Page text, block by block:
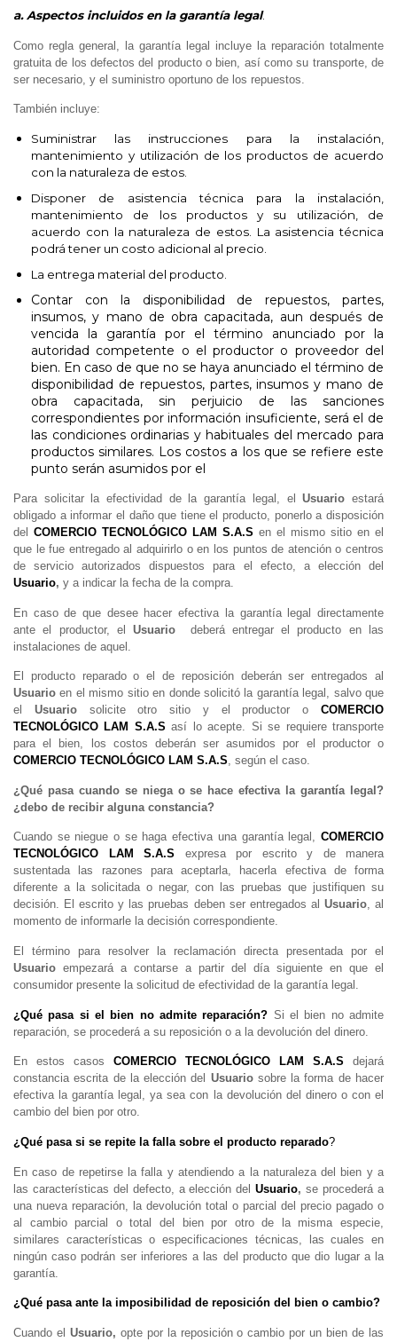
a. Aspectos incluidos en la garantía legal.
Como regla general, la garantía legal incluye la reparación totalmente
gratuita de los defectos del producto o bien, así como su transporte, de
ser necesario, y el suministro oportuno de los repuestos.
También incluye:
Suministrar las instrucciones para la instalación,
mantenimiento y utilización de los productos de acuerdo
con la naturaleza de estos.
Disponer de asistencia técnica para la instalación,
mantenimiento de los productos y su utilización, de
acuerdo con la naturaleza de estos. La asistencia técnica
podrá tener un costo adicional al precio.
La entrega material del producto.
Contar con la disponibilidad de repuestos, partes,
insumos, y mano de obra capacitada, aun después de
vencida la garantía por el término anunciado por la
autoridad competente o el productor o proveedor del
bien. En caso de que no se haya anunciado el término de
disponibilidad de repuestos, partes, insumos y mano de
obra capacitada, sin perjuicio de las sanciones
correspondientes por información insuficiente, será el de
las condiciones ordinarias y habituales del mercado para
productos similares. Los costos a los que se refiere este
punto serán asumidos por el
Para solicitar la efectividad de la garantía legal, elUsuario estará
obligado a informar el daño que tiene el producto, ponerlo a disposición
del COMERCIO TECNOLÓGICO LAM S.A.S en el mismo sitio en el
que le fue entregado al adquirirlo o en los puntos de atención o centros
de servicio autorizados dispuestos para el efecto, a elección del
Usuario, y a indicar la fecha de la compra.
En caso de que desee hacer efectiva la garantía legal directamente
ante el productor, elUsuario deberá entregar el producto en las
instalaciones de aquel.
El producto reparado o el de reposición deberán ser entregados al
Usuario en el mismo sitio en donde solicitó la garantía legal, salvo que
el Usuariosolicite otro sitio y el productor oCOMERCIO
TECNOLÓGICO LAM S.A.S así lo acepte. Si se requiere transporte
para el bien, los costos deberán ser asumidos por el productor o
COMERCIO TECNOLÓGICO LAM S.A.S, según el caso.
¿Qué pasa cuando se niega o se hace efectiva la garantía legal?
¿debo de recibir alguna constancia?
Cuando se niegue o se haga efectiva una garantía legal, COMERCIO
TECNOLÓGICO LAM S.A.S
expresa por escrito y de manera
sustentada las razones para aceptarla, hacerla efectiva de forma
diferente a la solicitada o negar, con las pruebas que justifiquen su
decisión. El escrito y las pruebas deben ser entregados al Usuario, al
momento de informarle la decisión correspondiente.
El término para resolver la reclamación directa presentada por el
Usuario empezará a contarse a partir del día siguiente en que el
consumidor presente la solicitud de efectividad de la garantía legal.
¿Qué pasa si el bien no admite reparación? Si el bien no admite
reparación, se procederá a su reposición o a la devolución del dinero.
En estos casos COMERCIO TECNOLÓGICO LAM S.A.S
dejará
constancia escrita de la elección del Usuario sobre la forma de hacer
efectiva la garantía legal, ya sea con la devolución del dinero o con el
cambio del bien por otro.
¿Qué pasa si se repite la falla sobre el producto reparado?
En caso de repetirse la falla y atendiendo a la naturaleza del bien y a
las características del defecto, a elección delUsuario, se procederá a
una nueva reparación, la devolución total o parcial del precio pagado o
al cambio parcial o total del bien por otro de la misma especie,
similares características o especificaciones técnicas, las cuales en
ningún caso podrán ser inferiores a las del producto que dio lugar a la
garantía.
¿Qué pasa ante la imposibilidad de reposición del bien o cambio?
Cuando el Usuario, opte por la reposición o cambio por un bien de las